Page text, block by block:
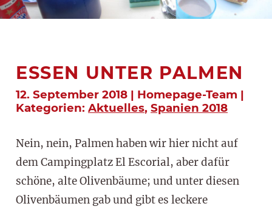
ESSEN UNTER PALMEN
12. September 2018 | Homepage-Team |
Kategorien: Aktuelles, Spanien 2018
Nein, nein, Palmen haben wir hier nicht auf
dem Campingplatz El Escorial, aber dafür
schöne, alte Olivenbäume; und unter diesen
Olivenbäumen gab und gibt es leckere